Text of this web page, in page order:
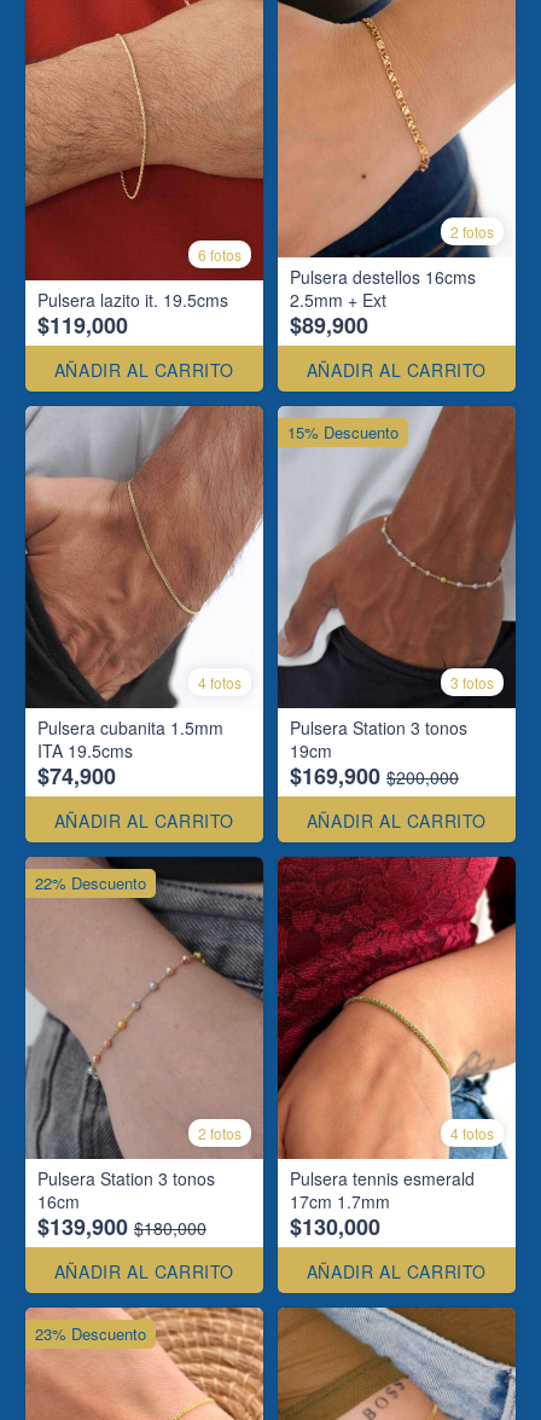
6 fotos
Pulsera lazito it. 19.5cms
$119,000
AÑADIR AL CARRITO
2 fotos
Pulsera destellos 16cms
2.5mm + Ext
$89,900
AÑADIR AL CARRITO
4 fotos
Pulsera cubanita 1.5mm
ITA 19.5cms
$74,900
AÑADIR AL CARRITO
3 fotos
Pulsera Station 3 tonos
19cm
$169,900 $200,000
AÑADIR AL CARRITO
15% Descuento
2 fotos
Pulsera Station 3 tonos
16cm
$139,900 $180,000
AÑADIR AL CARRITO
22% Descuento
4 fotos
Pulsera tennis esmerald
17cm 1.7mm
$130,000
AÑADIR AL CARRITO
23% Descuento